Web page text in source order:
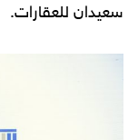
سعيدان للعقارات.